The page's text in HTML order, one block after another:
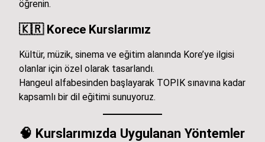
öğrenin.
🇰🇷 Korece Kurslarımız
Kültür, müzik, sinema ve eğitim alanında Kore’ye ilgisi
olanlar için özel olarak tasarlandı.
Hangeul alfabesinden başlayarak TOPIK sınavına kadar
kapsamlı bir dil eğitimi sunuyoruz.
🧠 Kurslarımızda Uygulanan Yöntemler